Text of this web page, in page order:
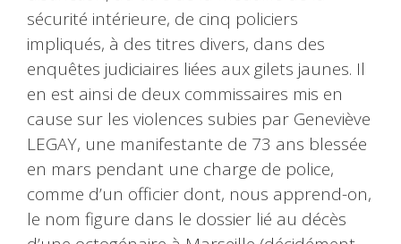
sécurité intérieure, de cinq policiers
impliqués, à des titres divers, dans des
enquêtes judiciaires liées aux gilets jaunes. Il
en est ainsi de deux commissaires mis en
cause sur les violences subies par Geneviève
LEGAY, une manifestante de 73 ans blessée
en mars pendant une charge de police,
comme d’un officier dont, nous apprend-on,
le nom figure dans le dossier lié au décès